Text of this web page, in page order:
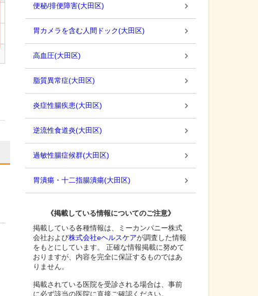
便秘/排便障害(大田区)
胃カメラを含む人間ドック(大田区)
高血圧(大田区)
脂質異常症(大田区)
炎症性腸疾患(大田区)
逆流性食道炎(大田区)
過敏性腸症候群(大田区)
胃潰瘍・十二指腸潰瘍(大田区)
《掲載している情報についてのご注意》
掲載している各種情報は、ミーカンパニー株式
会社および株式会社eヘルスケアが調査した情報
をもとにしています。 正確な情報掲載に努めて
おりますが、内容を完全に保証するものではあ
りません。
掲載されている医院を受診される場合は、事前
に必ず該当の医院に直接ご確認ください。